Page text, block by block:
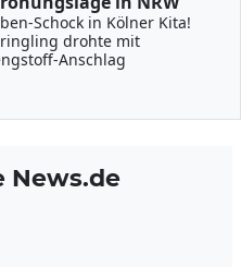
Schock in Kölner Kita!
drohte mit
Anschlag
News.de